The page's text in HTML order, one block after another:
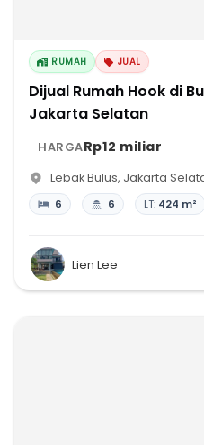
RUMAH JUAL
Dijual Rumah Hook di
Jakarta Selatan
HARGARp12 miliar
Lebak Bulus, Jakarta
6 6 LT: 424 m²
Lien Lee